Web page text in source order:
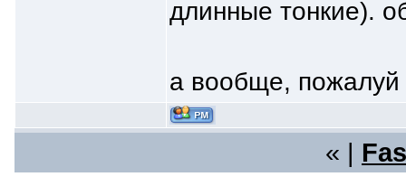
длинные тонкие).
а вообще, пожалуй
« |